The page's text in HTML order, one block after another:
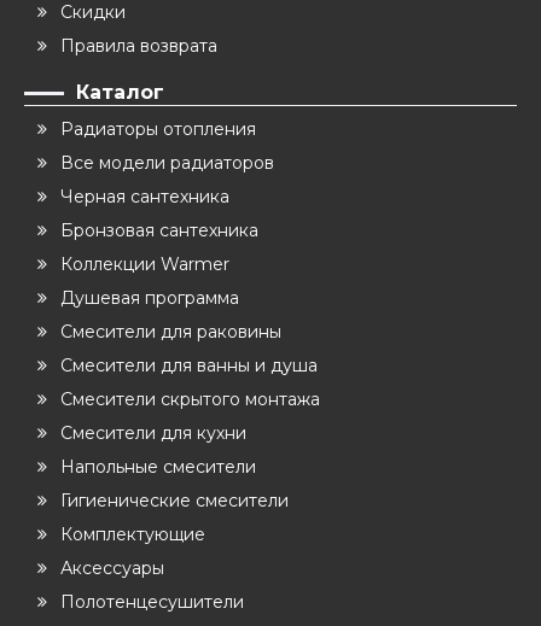
Скидки
Правила возврата
Каталог
Радиаторы отопления
Все модели радиаторов
Черная сантехника
Бронзовая сантехника
Коллекции Warmer
Душевая программа
Смесители для раковины
Смесители для ванны и душа
Смесители скрытого монтажа
Смесители для кухни
Напольные смесители
Гигиенические смесители
Комплектующие
Аксессуары
Полотенцесушители